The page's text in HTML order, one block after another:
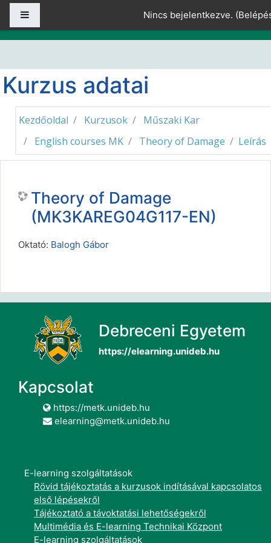
Tovább a fő tartalomhoz
Nincs bejelentkezve. (
Kurzus adatai
Kezdőoldal Kurzusok
Műszaki Kar
English courses MK
Theory of Damage Leírás
Theory of Damage
(MK3KAREG04G117-EN)
Oktató: Balogh Gábor
Debreceni Egyetem
https://elearning.unideb.hu
Kapcsolat
https://metk.unideb.hu
elearning@metk.unideb.hu
E-learning szolgáltatások
Rövid tájékoztatás a kurzusok indításával kapcsolatos
első lépésekről
Tájékoztató a távoktatási lehetőségekről
Multimédia és E-learning Technikai Központ
E-learning szolgáltatások